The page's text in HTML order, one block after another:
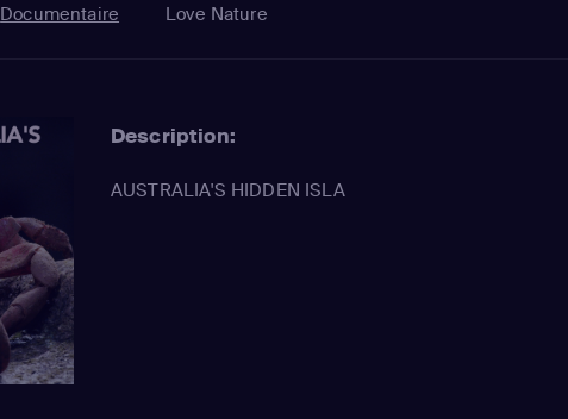
Documentaire Love Nature
Description:
AUSTRALIA'S HIDDEN ISLA